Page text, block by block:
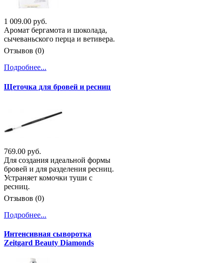
1 009.00 руб.
Аромат бергамота и шоколада,
сычеваньского перца и ветивера.
Отзывов (0)
Подробнее...
Щеточка для бровей и ресниц
769.00 руб.
Для создания идеальной формы
бровей и для разделения ресниц.
Устраняет комочки туши с
ресниц.
Отзывов (0)
Подробнее...
Интенсивная сыворотка
Zeitgard Beauty Diamonds